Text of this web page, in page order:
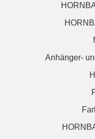
Anhänger-